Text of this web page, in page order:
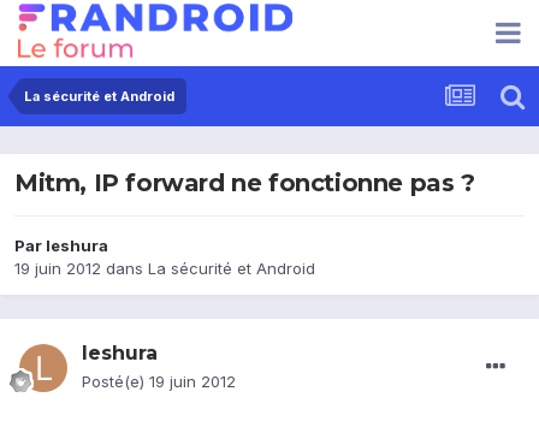
La sécurité et Android
Mitm, IP forward ne fonctionne pas ?
Par leshura
19 juin 2012 dans La sécurité et Android
leshura
Posté(e) 19 juin 2012